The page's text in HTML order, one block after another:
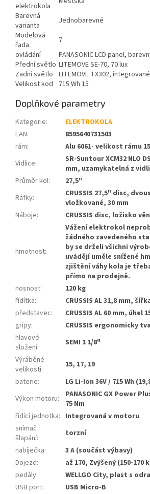
elektrokola
Barevná
varianta
Jednobarevné
Modelová
řada
7
ovládání
PANASONIC LCD panel,
Přední světlo LITEMOVE SE-70, 70 lux
Zadní světlo LITEMOVE TX302,
Velikost kod
715 Wh 15
Doplňkové parametry
Kategorie:
ELEKTROKOLA
EAN:
8595640731503
rám:
Alu 6061- velikost rámu
Vidlice:
SR-Suntour XCM32 NLO
mm, uzamykatelná z
Průměr kol:
27,5"
Ráfky:
CRUSSIS 27,5" disc,
vložkované, 30 mm
Náboje: CRUSSIS disc, ložisko
hmotnost:
Vážení elektrokol
žádného zavedeného
by se drželi všichni
uvádějí uměle snížené
zjištění váhy kola je
přímo na prodejně.
nosnost:
120 kg
řídítka:
CRUSSIS AL 31,8 mm,
představec:
CRUSSIS AL 60 mm, úhel
gripy:
CRUSSIS ergonomicky
hlavové
složení:
SEMI 1 1/8"
Výráběné
velikosti:
15, 17, 19
baterie:
LG Li-Ion 36V / 715 Wh
Výkon motoru:
PANASONIC GX Power
75 Nm
řídící jednotka: Integrovaná v motoru
snímač
šlapání:
torzní
nabíječka:
3 A (součást výbavy)
Dojezd:
až 170, Zvýšený (150-170
pedály:
WELLGO City, plast s
USB port:
USB Micro-B